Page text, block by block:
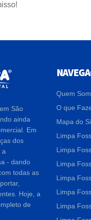
São
ainda
Em
dos
a
- dando
todas as
Hoje, a
de
Quem
O que
Mapa do
Limpa
Limpa
Limpa
Limpa
Limpa
Limpa